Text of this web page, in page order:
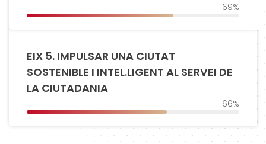
69%
EIX 5. IMPULSAR UNA CIUTAT
SOSTENIBLE I INTEL.LIGENT AL SERVEI DE
LA CIUTADANIA
66%